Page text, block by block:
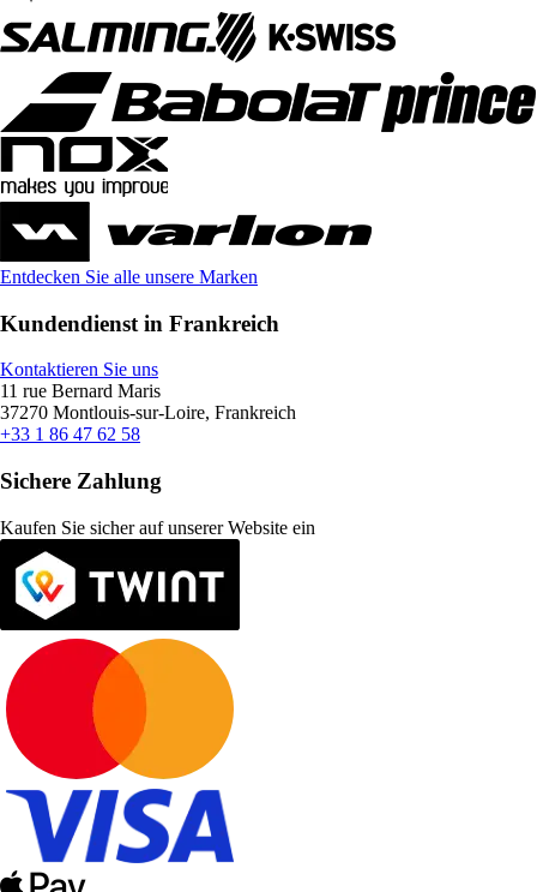
Entdecken Sie alle unsere Marken
Kundendienst in Frankreich
Kontaktieren Sie uns
11 rue Bernard Maris
37270 Montlouis-sur-Loire, Frankreich
+33 1 86 47 62 58
Sichere Zahlung
Kaufen Sie sicher auf unserer Website ein